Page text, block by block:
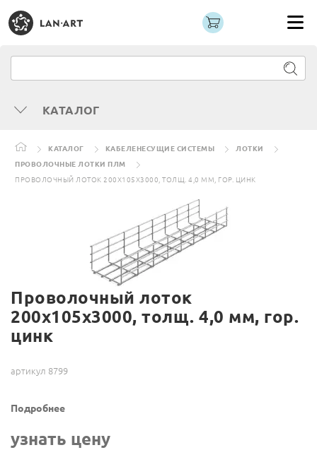
КАТАЛОГ
КАТАЛОГ КАБЕЛЕНЕСУЩИЕ СИСТЕМЫ
ЛОТКИ
ПРОВОЛОЧНЫЕ ЛОТКИ ПЛМ
ПРОВОЛОЧНЫЙ ЛОТОК 200Х105Х3000, ТОЛЩ. 4,0 ММ, ГОР. ЦИНК
Проволочный лоток
200х105х3000, толщ. 4,0 мм, гор.
цинк
артикул 8799
Подробнее
узнать цену